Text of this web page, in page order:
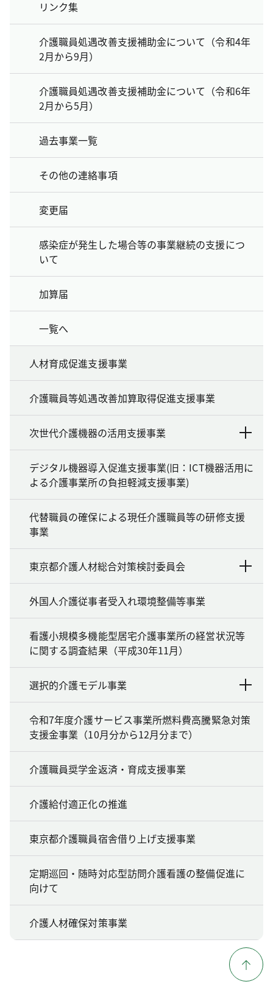
リンク集
介護職員処遇改善支援補助金について（令和4年
2月から9月）
介護職員処遇改善支援補助金について（令和6年
2月から5月）
過去事業一覧
その他の連絡事項
変更届
感染症が発生した場合等の事業継続の支援につ
いて
加算届
一覧へ
人材育成促進支援事業
介護職員等処遇改善加算取得促進支援事業
次世代介護機器の活用支援事業
デジタル機器導入促進支援事業(旧：ICT機器活用に
よる介護事業所の負担軽減支援事業)
代替職員の確保による現任介護職員等の研修支援
事業
東京都介護人材総合対策検討委員会
外国人介護従事者受入れ環境整備等事業
看護小規模多機能型居宅介護事業所の経営状況等
に関する調査結果（平成30年11月）
選択的介護モデル事業
令和7年度介護サービス事業所燃料費高騰緊急対策
支援金事業（10月分から12月分まで）
介護職員奨学金返済・育成支援事業
介護給付適正化の推進
東京都介護職員宿舎借り上げ支援事業
定期巡回・随時対応型訪問介護看護の整備促進に
向けて
介護人材確保対策事業